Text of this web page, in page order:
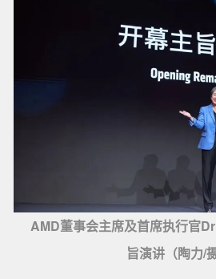
AMD董事会主席及首席执行官
旨演讲（陶力/摄